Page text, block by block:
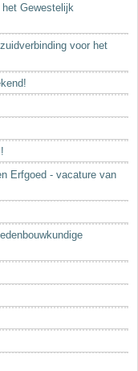
Gewestelijk
voor het
Erfgoed - vacature van